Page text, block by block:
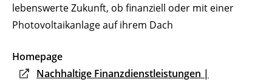
lebenswerte Zukunft, ob finanziell oder mit einer
Photovoltaikanlage auf ihrem Dach
Homepage
Nachhaltige Finanzdienstleistungen |